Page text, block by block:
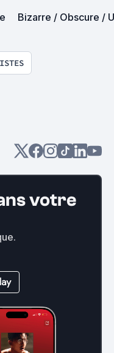
Bizarre / Obscure /
votre